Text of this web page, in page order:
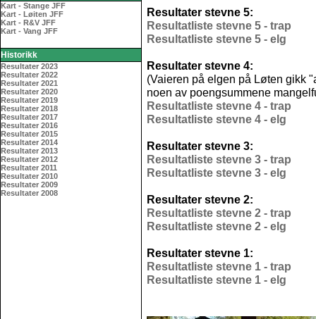
Kart - Stange JFF
Kart - Løiten JFF
Kart - R&V JFF
Kart - Vang JFF
Historikk
Resultater 2023
Resultater 2022
Resultater 2021
Resultater 2020
Resultater 2019
Resultater 2018
Resultater 2017
Resultater 2016
Resultater 2015
Resultater 2014
Resultater 2013
Resultater 2012
Resultater 2011
Resultater 2010
Resultater 2009
Resultater 2008
Resultater stevne 5:
Resultatliste stevne 5 - trap
Resultatliste stevne 5 - elg
Resultater stevne 4:
(Vaieren på elgen på Løten gikk
noen av poengsummene
Resultatliste stevne 4 - trap
Resultatliste stevne 4 - elg
Resultater stevne 3:
Resultatliste stevne 3 - trap
Resultatliste stevne 3 - elg
Resultater stevne 2:
Resultatliste stevne 2 - trap
Resultatliste stevne 2 - elg
Resultater stevne 1:
Resultatliste stevne 1 - trap
Resultatliste stevne 1 - elg